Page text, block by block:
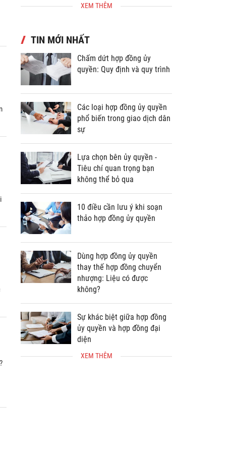
TIN MỚI NHẤT
Chấm dứt hợp đồng ủy
Các loại hợp đồng ủy quyền
phổ biến trong giao dịch dân
sự
Lựa chọn bên ủy quyền -
Tiêu chí quan trọng bạn
không thể bỏ qua
10 điều cần lưu ý khi soạn
Dùng hợp đồng ủy quyền
thay thế hợp đồng chuyển
nhượng: Liệu có được
không?
Sự khác biệt giữa hợp đồng
ủy quyền và hợp đồng đại
diện